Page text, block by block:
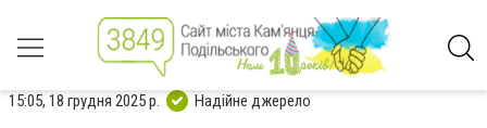
15:05, 18 грудня 2025 р. Надійне джерело